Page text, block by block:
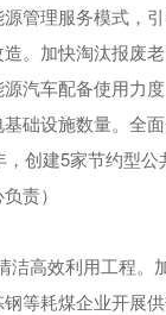
管理服务模式，
。加快淘汰报废
汽车配备使用力
础设施数量。全
创建5家节约型公
责）
洁高效利用工程。
等耗煤企业开展